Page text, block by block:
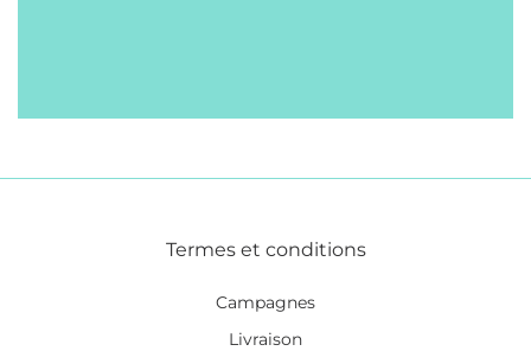
Termes et conditions
Campagnes
Livraison